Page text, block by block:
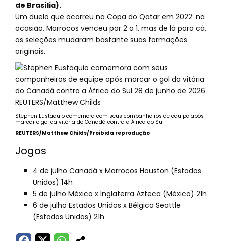
de Brasília).
Um duelo que ocorreu na Copa do Qatar em 2022: na
ocasião, Marrocos venceu por 2 a 1, mas de lá para cá,
as seleções mudaram bastante suas formações
originais.
Stephen Eustaquio comemora com seus companheiros de equipe após
marcar o gol da vitória do Canadá contra a África do Sul
REUTERS/Matthew Childs/Proibida reprodução
Jogos
4 de julho Canadá x Marrocos Houston (Estados
Unidos) 14h
5 de julho México x Inglaterra Azteca (México) 21h
6 de julho Estados Unidos x Bélgica Seattle
(Estados Unidos) 21h